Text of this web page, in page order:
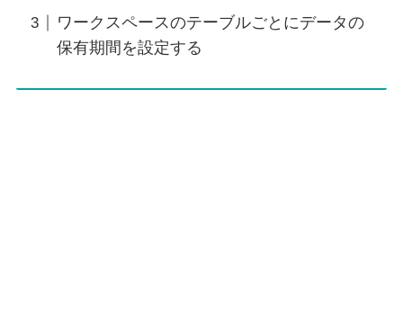
ワークスペースのテーブルごとにデータの
保有期間を設定する